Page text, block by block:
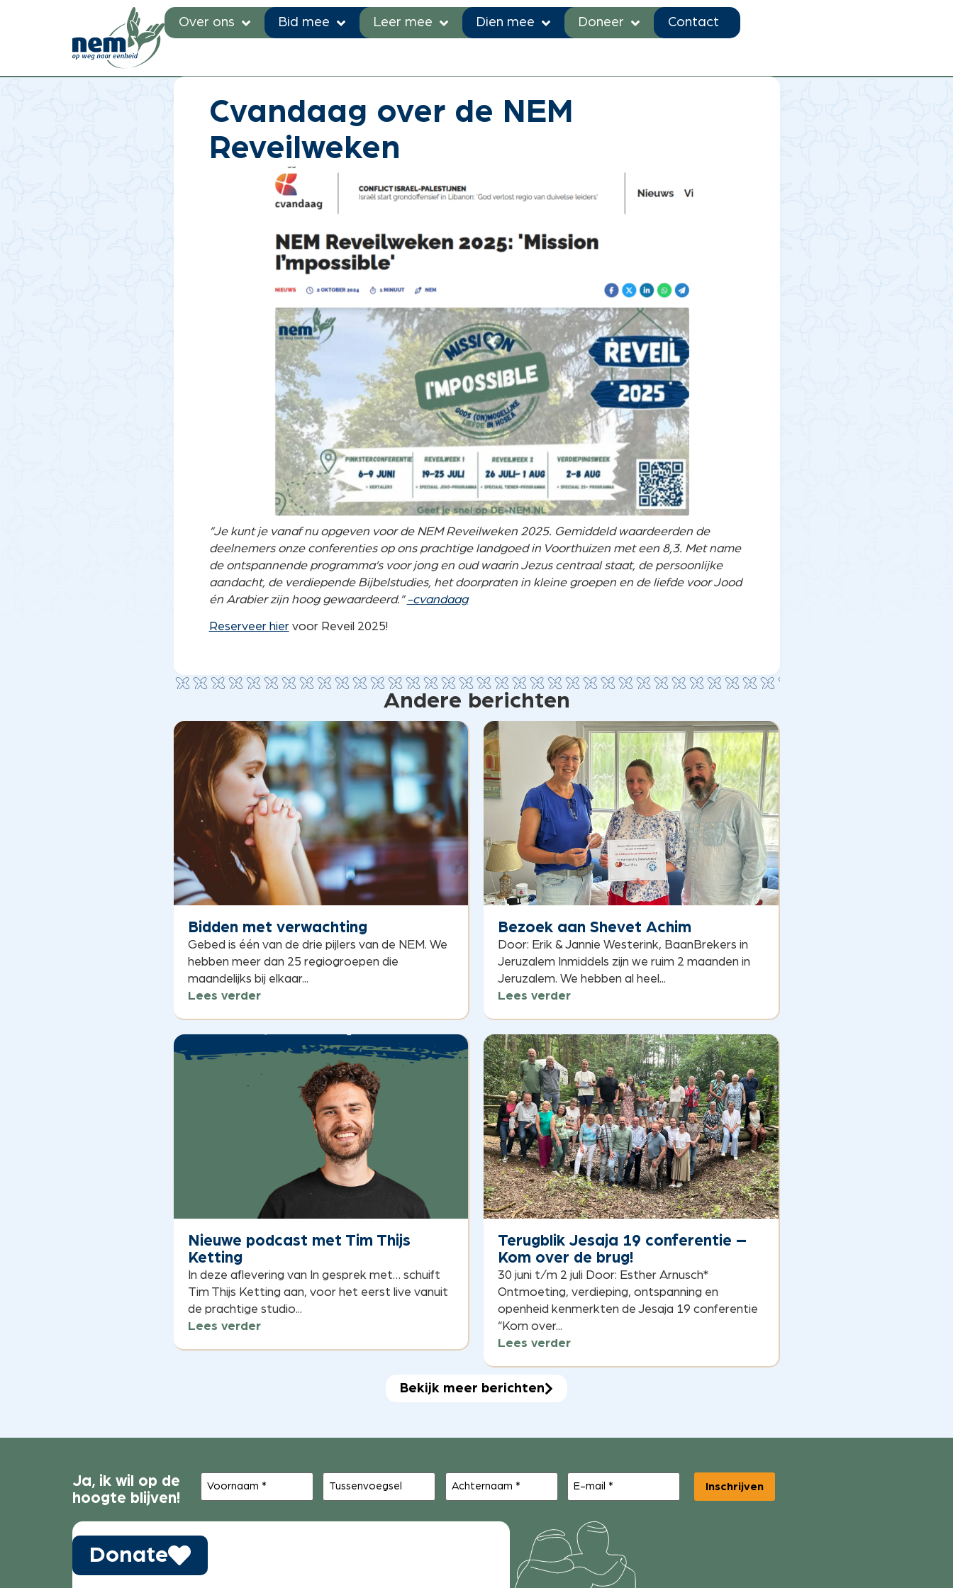
Over ons Bid mee Leer mee Dien mee Doneer Contact
Cvandaag over de NEM
Reveilweken
”Je kunt je vanaf nu opgeven voor de NEM Reveilweken 2025. Gemiddeld waardeerden de
deelnemers onze conferenties op ons prachtige landgoed in Voorthuizen met een 8,3. Met name
de ontspannende programma’s voor jong en oud waarin Jezus centraal staat, de persoonlijke
aandacht, de verdiepende Bijbelstudies, het doorpraten in kleine groepen en de liefde voor Jood
én Arabier zijn hoog gewaardeerd.”-cvandaag
Reserveer hiervoor Reveil 2025!
Andere berichten
Bidden met verwachting
Gebed is één van de drie pijlers van de NEM. We
hebben meer dan 25 regiogroepen die
maandelijks bij elkaar...
Lees verder
Bezoek aan Shevet Achim
Door: Erik & Jannie Westerink, BaanBrekers in
Jeruzalem Inmiddels zijn we ruim 2 maanden in
Jeruzalem. We hebben al heel...
Lees verder
Nieuwe podcast met Tim Thijs
Ketting
In deze aflevering van In gesprek met… schuift
Tim Thijs Ketting aan, voor het eerst live vanuit
de prachtige studio...
Lees verder
Terugblik Jesaja 19 conferentie –
Kom over de brug!
30 juni t/m 2 juli Door: Esther Arnusch*
Ontmoeting, verdieping, ontspanning en
openheid kenmerkten de Jesaja 19 conferentie
“Kom over...
Lees verder
Bekijk meer berichten
Ja, ik wil op de
hoogte blijven!
Voornaam Tussenvoegsel Achternaam
E-
mail (Vereist) Inschrijven
Donate